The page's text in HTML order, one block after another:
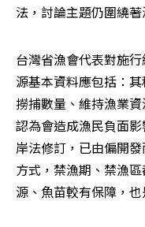
法，討論主題仍圍繞
台灣省漁會代表對施
源基本資料應包括：
撈捕數量、維持漁業資
認為會造成漁民負面
岸法修訂，已由偏開
方式，禁漁期、禁漁
源、魚苗較有保障，